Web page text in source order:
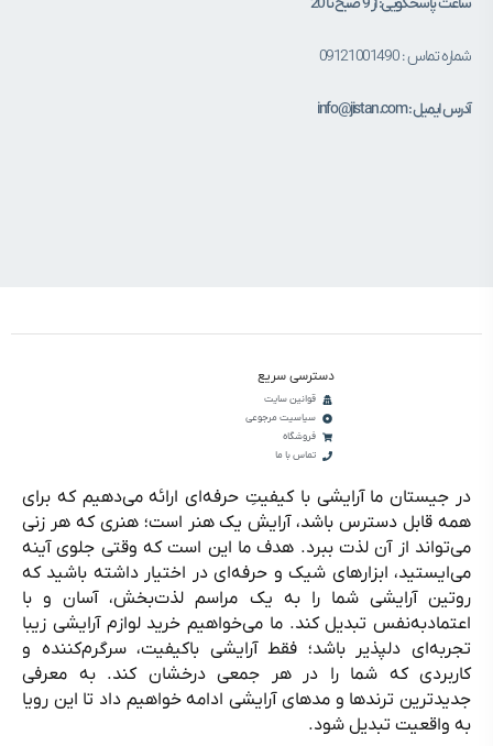
شماره تماس : 09121001490
آدرس ایمیل : info@jistan.com
دسترسی سریع
قوانین سایت
سیاسیت مرجوعی
فروشگاه
تماس با ما
در جیستان ما آرایشی با کیفیتِ حرفه‌ای ارائه می‌دهیم که برای
همه قابل دسترس باشد، آرایش یک هنر است؛ هنری که هر زنی
می‌تواند از آن لذت ببرد. هدف ما این است که وقتی جلوی آینه
می‌ایستید، ابزارهای شیک و حرفه‌ای در اختیار داشته باشید که
روتین آرایشی شما را به یک مراسم لذت‌بخش، آسان و با
اعتمادبه‌نفس تبدیل کند. ما می‌خواهیم خرید لوازم آرایشی زیبا
تجربه‌ای دلپذیر باشد؛ فقط آرایشی باکیفیت، سرگرم‌کننده و
کاربردی که شما را در هر جمعی درخشان کند. به معرفی
جدیدترین ترندها و مدهای آرایشی ادامه خواهیم داد تا این رویا
به واقعیت تبدیل شود.